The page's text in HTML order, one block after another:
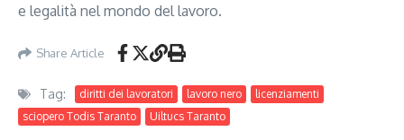
e legalità nel mondo del lavoro.
Share Article
Tag: diritti dei lavoratori lavoro nero
licenziamenti
sciopero Todis Taranto
Uiltucs Taranto